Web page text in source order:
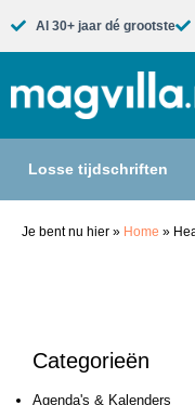
Al 30+ jaar dé grootste​
Losse tijdschriften
Je bent nu hier » Home »
Categorieën
Agenda's & Kalenders